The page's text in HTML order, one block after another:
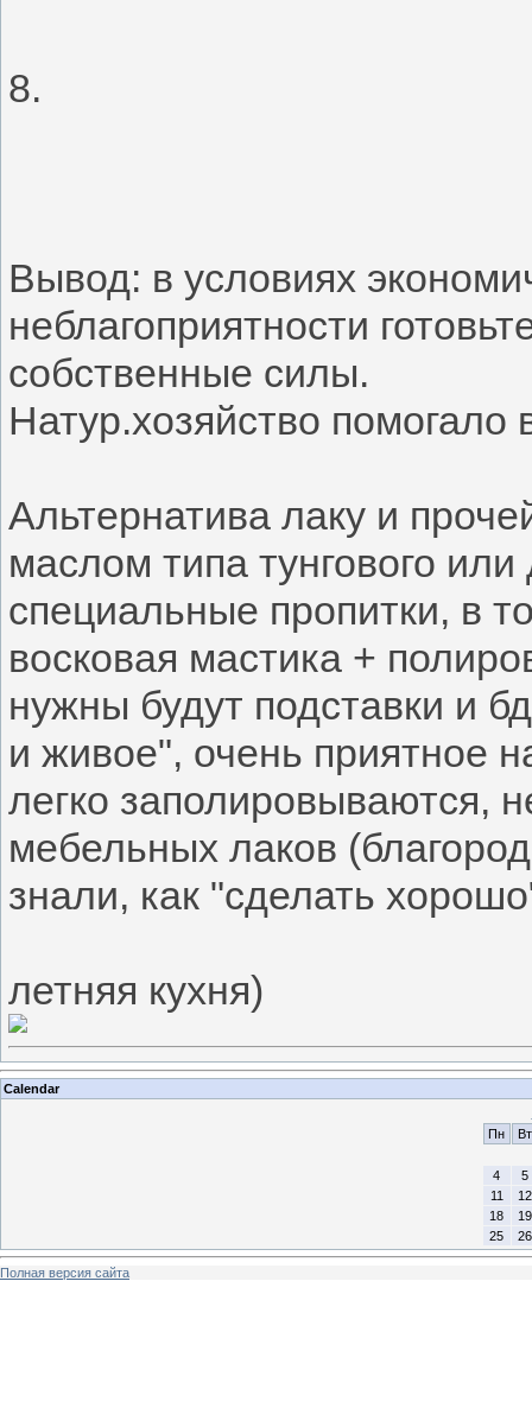
8.
Вывод: в условиях
неблагоприятности
собственные силы.
Натур.хозяйство
Альтернатива лаку и
маслом типа тунгового
специальные пропитки, в
восковая мастика +
нужны будут подставки и
и живое", очень приятное
легко заполировываются,
мебельных лаков
знали, как "сделать
летняя кухня)
Calendar
Пн
Вт
4
5
11
12
18
19
25
26
Полная версия сайта